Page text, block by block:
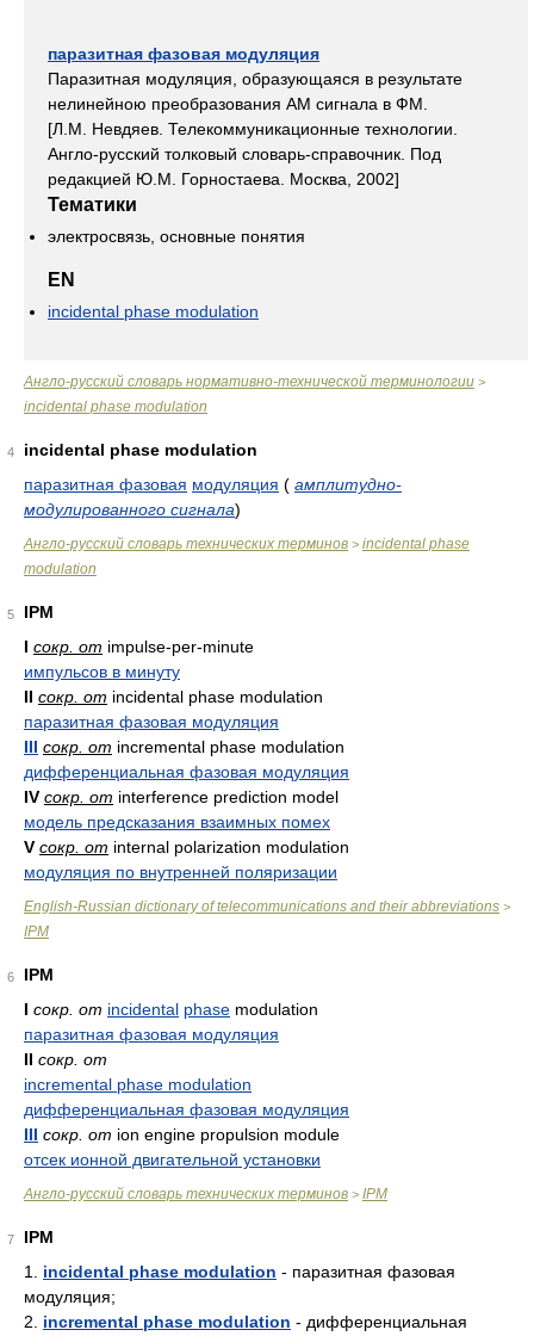
паразитная фазовая модуляция
Паразитная модуляция, образующаяся в результате
нелинейною преобразования AM сигнала в ФМ.
[Л.М. Невдяев. Телекоммуникационные технологии.
Англо-русский толковый словарь-справочник. Под
редакцией Ю.М. Горностаева. Москва, 2002]
Тематики
электросвязь, основные понятия
EN
incidental phase modulation
Англо-русский словарь нормативно-технической терминологии >
incidental phase modulation
4
incidental phase modulation
паразитная фазовая модуляция ( амплитудно-
модулированного сигнала)
Англо-русский словарь технических терминов > incidental phase
modulation
5
IPM
I сокр. от impulse-per-minute
импульсов в минуту
II сокр. от incidental phase modulation
паразитная фазовая модуляция
III сокр. от incremental phase modulation
дифференциальная фазовая модуляция
IV сокр. от interference prediction model
модель предсказания взаимных помех
V сокр. от internal polarization modulation
модуляция по внутренней поляризации
English-Russian dictionary of telecommunications and their abbreviations >
IPM
6
IPM
I сокр. от incidental phase modulation
паразитная фазовая модуляция
II сокр. от
incremental phase modulation
дифференциальная фазовая модуляция
III сокр. от ion engine propulsion module
отсек ионной двигательной установки
Англо-русский словарь технических терминов > IPM
7
IPM
1. incidental phase modulation - паразитная фазовая
модуляция;
2. incremental phase modulation - дифференциальная